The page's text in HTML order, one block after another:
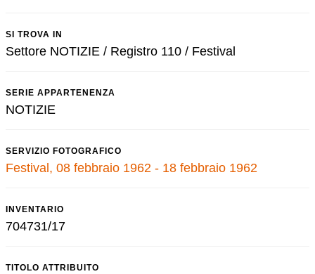
SI TROVA IN
Settore NOTIZIE / Registro 110 / Festival
SERIE APPARTENENZA
NOTIZIE
SERVIZIO FOTOGRAFICO
Festival, 08 febbraio 1962 - 18 febbraio 1962
INVENTARIO
704731/17
TITOLO ATTRIBUITO